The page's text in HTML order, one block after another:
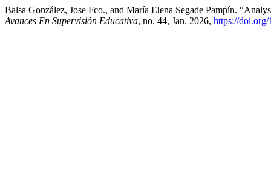
Balsa González, Jose Fco., and María Elena Segade Pampín.
Avances En Supervisión Educativa, no. 44, Jan. 2026, https://